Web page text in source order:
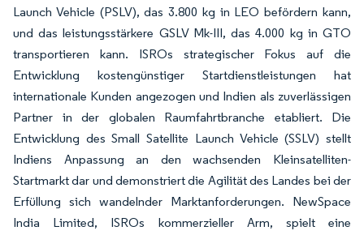
Launch Vehicle (PSLV), das 3.800 kg in LEO befördern kann,
und das leistungsstärkere GSLV Mk-III, das 4.000 kg in GTO
transportieren kann. ISROs strategischer Fokus auf die
Entwicklung kostengünstiger Startdienstleistungen hat
internationale Kunden angezogen und Indien als zuverlässigen
Partner in der globalen Raumfahrtbranche etabliert. Die
Entwicklung des Small Satellite Launch Vehicle (SSLV) stellt
Indiens Anpassung an den wachsenden Kleinsatelliten-
Startmarkt dar und demonstriert die Agilität des Landes bei der
Erfüllung sich wandelnder Marktanforderungen. NewSpace
India Limited, ISROs kommerzieller Arm, spielt eine